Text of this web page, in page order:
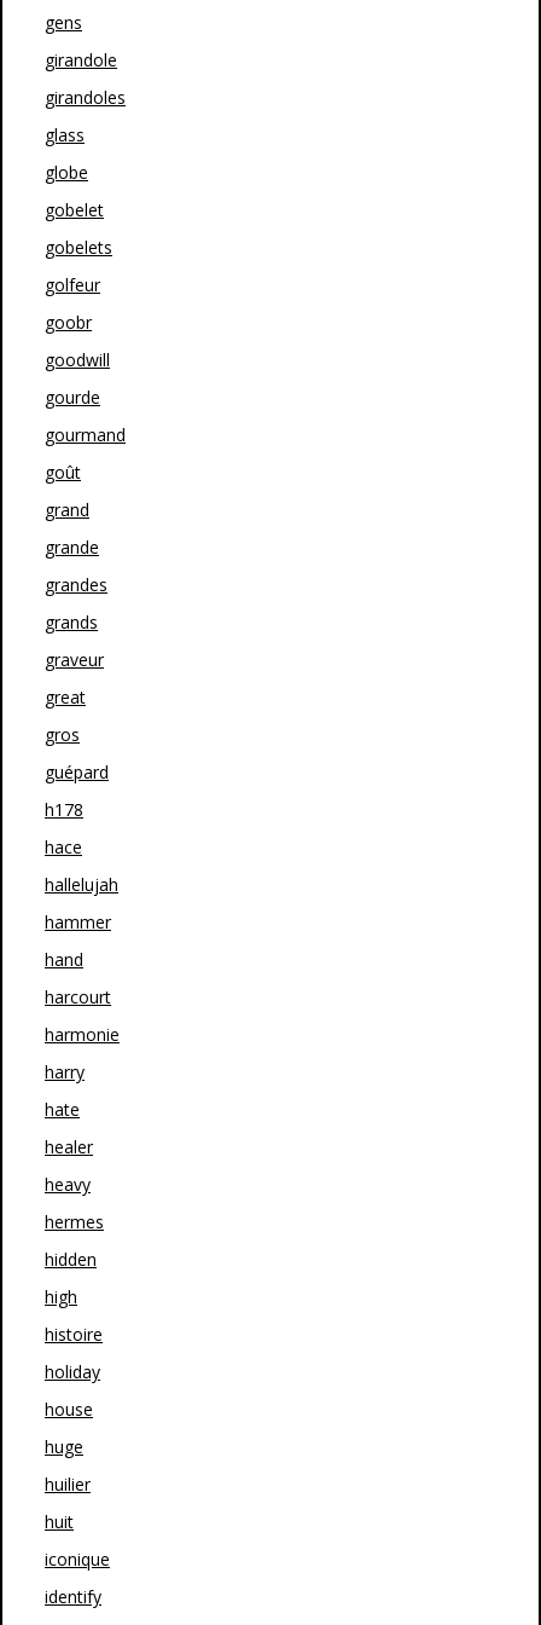
gens
girandole
girandoles
glass
globe
gobelet
gobelets
golfeur
goobr
goodwill
gourde
gourmand
goût
grand
grande
grandes
grands
graveur
great
gros
guépard
h178
hace
hallelujah
hammer
hand
harcourt
harmonie
harry
hate
healer
heavy
hermes
hidden
high
histoire
holiday
house
huge
huilier
huit
iconique
identify